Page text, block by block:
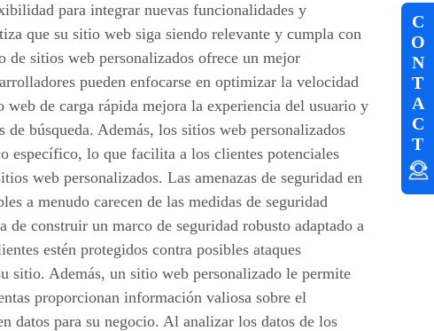
para integrar nuevas funcionalidades y
que su sitio web siga siendo relevante y cumpla con
de sitios web personalizados ofrece un mejor
pueden enfocarse en optimizar la velocidad
de carga rápida mejora la experiencia del usuario y
búsqueda. Además, los sitios web personalizados
específico, lo que facilita a los clientes potenciales
web personalizados. Las amenazas de seguridad en
a menudo carecen de las medidas de seguridad
construir un marco de seguridad robusto adaptado a
estén protegidos contra posibles ataques
sitio. Además, un sitio web personalizado le permite
proporcionan información valiosa sobre el
datos para su negocio. Al analizar los datos de los
C
O
N
T
A
C
T